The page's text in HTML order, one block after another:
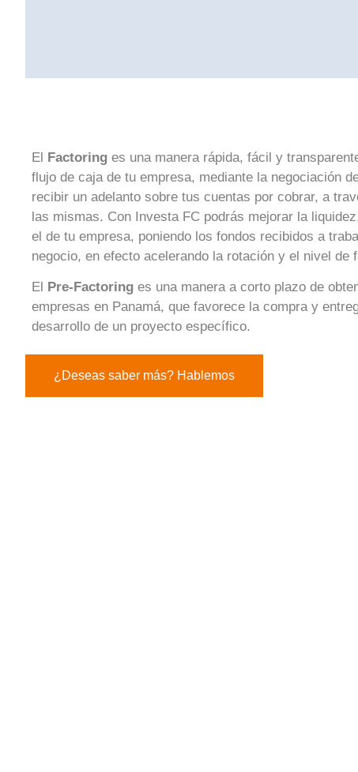
El Factoring es una manera rápida, fácil y
flujo de caja de tu empresa, mediante la negociación
recibir un adelanto sobre tus cuentas por cobrar, a
las mismas. Con Investa FC podrás mejorar la
el de tu empresa, poniendo los fondos recibidos a
negocio, en efecto acelerando la rotación y el nivel de
El Pre-Factoring es una manera a corto plazo de
empresas en Panamá, que favorece la compra y
desarrollo de un proyecto específico.
¿Deseas saber más? Hablemos